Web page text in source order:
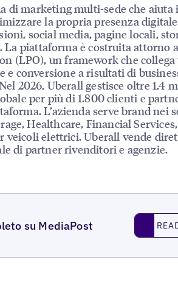
di marketing multi-sede che aiuta
la propria presenza
social media, pagine locali,
piattaforma è costruita attorno
(LPO), un framework che
e conversione a risultati di
2026, Uberall gestisce oltre 1,4
per più di 1.800 clienti e
L’azienda serve brand nei
Healthcare, Financial Services,
veicoli elettrici. Uberall vende
di partner rivenditori e agenzie.
su MediaPost Read